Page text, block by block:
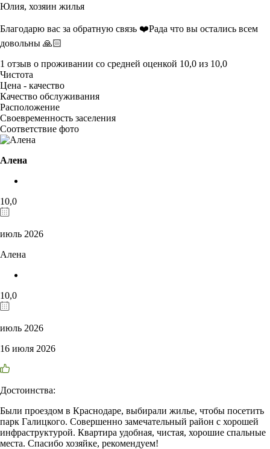
Юлия, хозяин жилья
Благодарю вас за обратную связь ❤️Рада что вы остались всем
довольны 🙏🏻
1 отзыв о проживании со средней оценкой 10,0 из 10,0
Чистота
Цена - качество
Качество обслуживания
Расположение
Своевременность заселения
Соответствие фото
Алена
10,0
июль 2026
Алена
10,0
июль 2026
16 июля 2026
Достоинства:
Были проездом в Краснодаре, выбирали жилье, чтобы посетить
парк Галицкого. Совершенно замечательный район с хорошей
инфраструктурой. Квартира удобная, чистая, хорошие спальные
места. Спасибо хозяйке, рекомендуем!